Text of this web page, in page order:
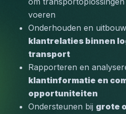
voeren
klantrelaties binnen
transport
klantinformatie en
opportuniteiten
Ondersteunen bij grote